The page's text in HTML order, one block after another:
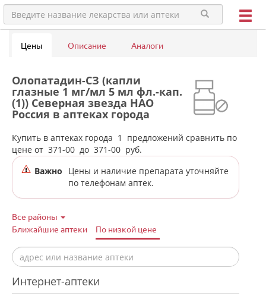
Цены Описание Аналоги
Олопатадин-СЗ (капли
глазные 1 мг/мл 5 мл фл.-кап.
(1)) Северная звезда НАО
Россия в аптеках города
Купить в аптеках города 1
предложений сравнить по
цене от 371-00 до 371-00 руб.
Важно
Цены и наличие препарата уточняйте
по телефонам аптек.
Все районы
Ближайшие аптеки
По низкой цене
Интернет-аптеки